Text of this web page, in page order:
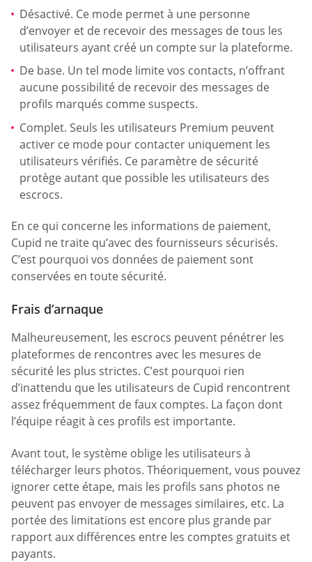
Désactivé. Ce mode permet à une personne
d’envoyer et de recevoir des messages de tous les
utilisateurs ayant créé un compte sur la plateforme.
De base. Un tel mode limite vos contacts, n’offrant
aucune possibilité de recevoir des messages de
profils marqués comme suspects.
Complet. Seuls les utilisateurs Premium peuvent
activer ce mode pour contacter uniquement les
utilisateurs vérifiés. Ce paramètre de sécurité
protège autant que possible les utilisateurs des
escrocs.
En ce qui concerne les informations de paiement,
Cupid ne traite qu’avec des fournisseurs sécurisés.
C’est pourquoi vos données de paiement sont
conservées en toute sécurité.
Frais d’arnaque
Malheureusement, les escrocs peuvent pénétrer les
plateformes de rencontres avec les mesures de
sécurité les plus strictes. C’est pourquoi rien
d’inattendu que les utilisateurs de Cupid rencontrent
assez fréquemment de faux comptes. La façon dont
l’équipe réagit à ces profils est importante.
Avant tout, le système oblige les utilisateurs à
télécharger leurs photos. Théoriquement, vous pouvez
ignorer cette étape, mais les profils sans photos ne
peuvent pas envoyer de messages similaires, etc. La
portée des limitations est encore plus grande par
rapport aux différences entre les comptes gratuits et
payants.